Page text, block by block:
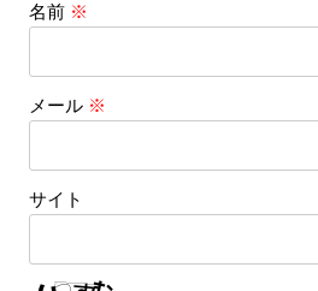
名前 ※
メール ※
サイト